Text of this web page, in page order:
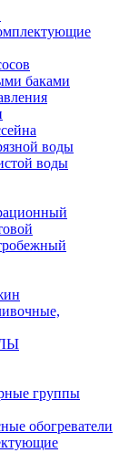
баками
воды
воды
группы
обогреватели